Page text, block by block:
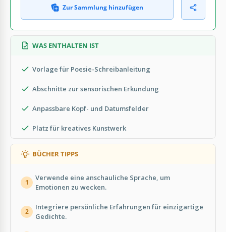
Zur Sammlung hinzufügen
WAS ENTHALTEN IST
Vorlage für Poesie-Schreibanleitung
Abschnitte zur sensorischen Erkundung
Anpassbare Kopf- und Datumsfelder
Platz für kreatives Kunstwerk
BÜCHER TIPPS
1
Verwende eine anschauliche Sprache, um
Emotionen zu wecken.
2
Integriere persönliche Erfahrungen für einzigartige
Gedichte.